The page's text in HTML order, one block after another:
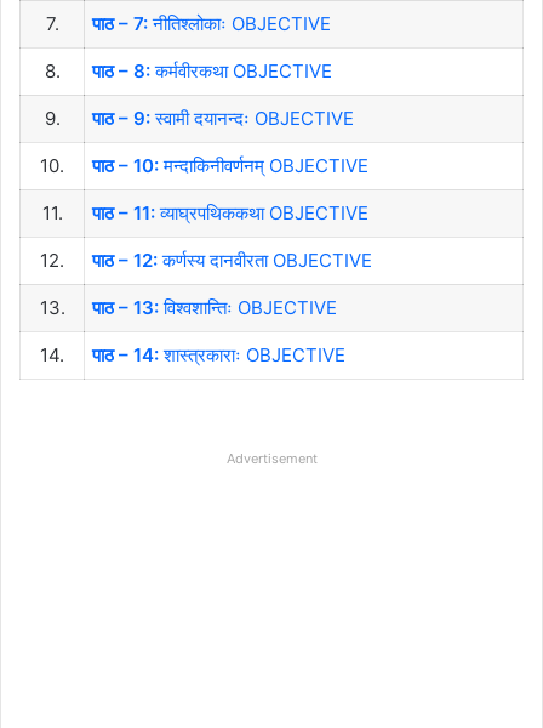
7. पाठ – 7:नीतिश्लोकाः OBJECTIVE
8. पाठ – 8:कर्मवीरकथा OBJECTIVE
9. पाठ – 9:स्वामी दयानन्दः OBJECTIVE
10. पाठ – 10:मन्दाकिनीवर्णनम् OBJECTIVE
11. पाठ – 11:व्याघ्रपथिककथा OBJECTIVE
12. पाठ – 12:कर्णस्य दानवीरता OBJECTIVE
13. पाठ – 13:विश्वशान्तिः OBJECTIVE
14. पाठ – 14:शास्त्रकाराः OBJECTIVE
Advertisement